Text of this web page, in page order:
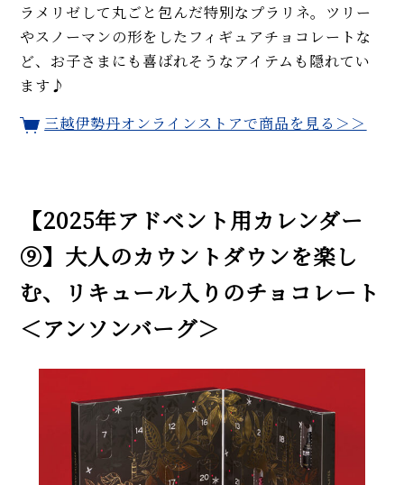
ラメリゼして丸ごと包んだ特別なプラリネ。ツリー
やスノーマンの形をしたフィギュアチョコレートな
ど、お子さまにも喜ばれそうなアイテムも隠れてい
ます♪
三越伊勢丹オンラインストアで商品を見る＞＞
【2025年アドベント用カレンダー
⑨】大人のカウントダウンを楽し
む、リキュール入りのチョコレート
＜アンソンバーグ＞